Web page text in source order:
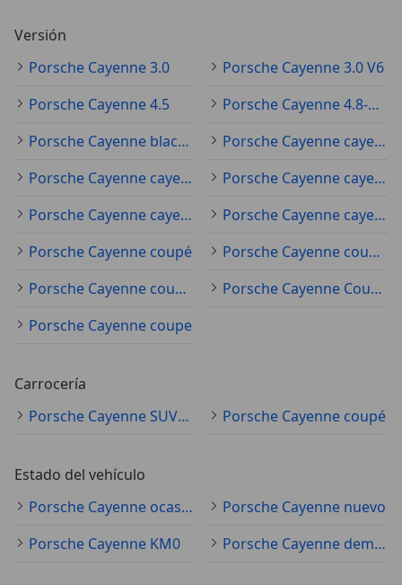
Versión
Porsche Cayenne 3.0
Porsche Cayenne 3.0 V6
Porsche Cayenne 4.5
Porsche Cayenne 4.8-gts
Porsche Cayenne black edition
Porsche Cayenne cayenne-e-hybrid-black
Porsche Cayenne cayenne-gts-tiptronic-s
Porsche Cayenne cayenne-s-diesel
Porsche Cayenne cayenne-turbo
Porsche Cayenne cayenne-turbo-tiptronic-s
Porsche Cayenne coupé
Porsche Cayenne coupé GT
Porsche Cayenne coupé GTs
Porsche Cayenne Coupé turbo
Porsche Cayenne coupe
Carrocería
Porsche Cayenne SUV/4x4/pickup
Porsche Cayenne coupé
Estado del vehículo
Porsche Cayenne ocasión
Porsche Cayenne nuevo
Porsche Cayenne KM0
Porsche Cayenne demostración